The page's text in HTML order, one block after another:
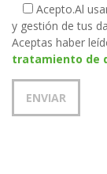
Acepto.Al
y gestión de tus
Aceptas haber
tratamiento de